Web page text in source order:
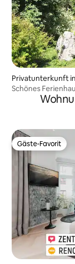
Privatunterkunft
Schönes
Gäste-Favorit
Gäste-Favorit